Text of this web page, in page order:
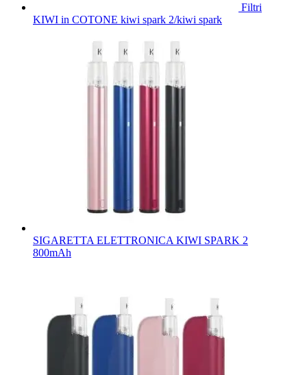
Filtri
KIWI in COTONE kiwi spark 2/kiwi spark
SIGARETTA ELETTRONICA KIWI SPARK 2
800mAh